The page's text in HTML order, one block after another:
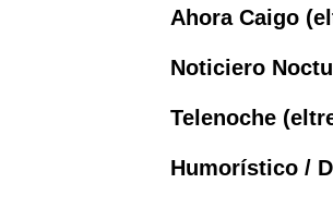
Ahora Caigo
Noticiero
Telenoche
Humorístico /